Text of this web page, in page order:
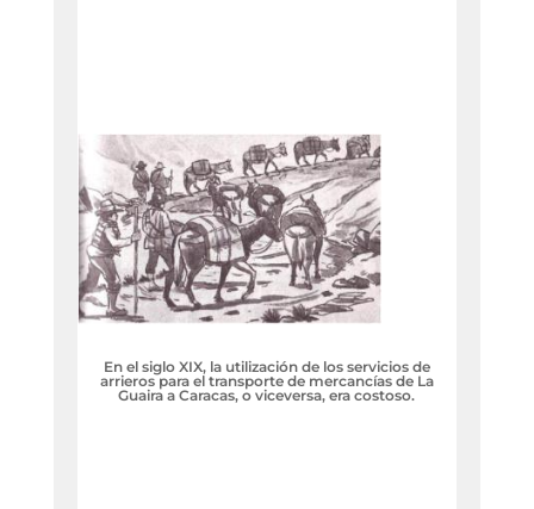
En el siglo XIX, la utilización de los servicios de
arrieros para el transporte de mercancías de La
Guaira a Caracas, o viceversa, era costoso.